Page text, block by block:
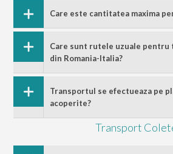
Care este cantitatea maxima
Care sunt rutele uzuale
din Romania-Italia?
Transportul se efectueaza pe
acoperite?
Transport